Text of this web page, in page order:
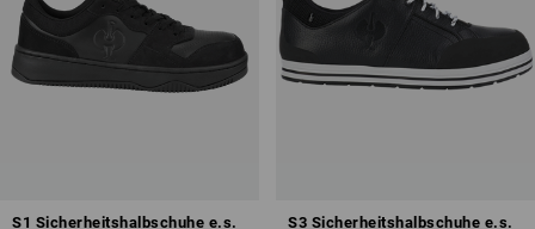
S1 Sicherheitshalbschuhe e.s. S3 Sicherheitshalbschuhe e.s.